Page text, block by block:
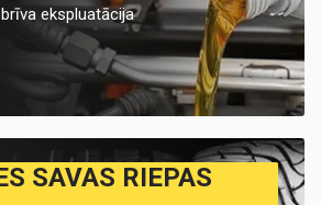
ekspluatācija
SAVAS RIEPAS